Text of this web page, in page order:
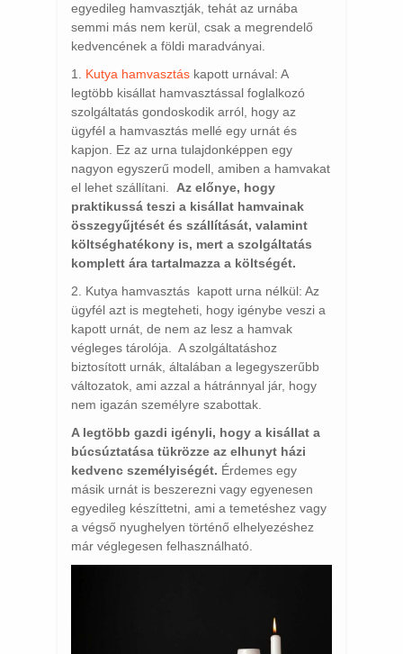
egyedileg hamvasztják, tehát az urnába
semmi más nem kerül, csak a megrendelő
kedvencének a földi maradványai.
1. Kutya hamvasztás kapott urnával: A
legtöbb kisállat hamvasztással foglalkozó
szolgáltatás gondoskodik arról, hogy az
ügyfél a hamvasztás mellé egy urnát és
kapjon. Ez az urna tulajdonképpen egy
nagyon egyszerű modell, amiben a hamvakat
el lehet szállítani. Az előnye, hogy
praktikussá teszi a kisállat hamvainak
összegyűjtését és szállítását, valamint
költséghatékony is, mert a szolgáltatás
komplett ára tartalmazza a költségét.
2. Kutya hamvasztás kapott urna nélkül: Az
ügyfél azt is megteheti, hogy igénybe veszi a
kapott urnát, de nem az lesz a hamvak
végleges tárolója. A szolgáltatáshoz
biztosított urnák, általában a legegyszerűbb
változatok, ami azzal a hátránnyal jár, hogy
nem igazán személyre szabottak.
A legtöbb gazdi igényli, hogy a kisállat a
búcsúztatása tükrözze az elhunyt házi
kedvenc személyiségét. Érdemes egy
másik urnát is beszerezni vagy egyenesen
egyedileg készíttetni, ami a temetéshez vagy
a végső nyughelyen történő elhelyezéshez
már véglegesen felhasználható.